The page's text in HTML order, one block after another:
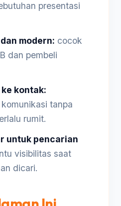
presentasi
modern: cocok
dan pembeli
kontak:
tanpa
rumit.
untuk pencarian
visibilitas saat
dicari.